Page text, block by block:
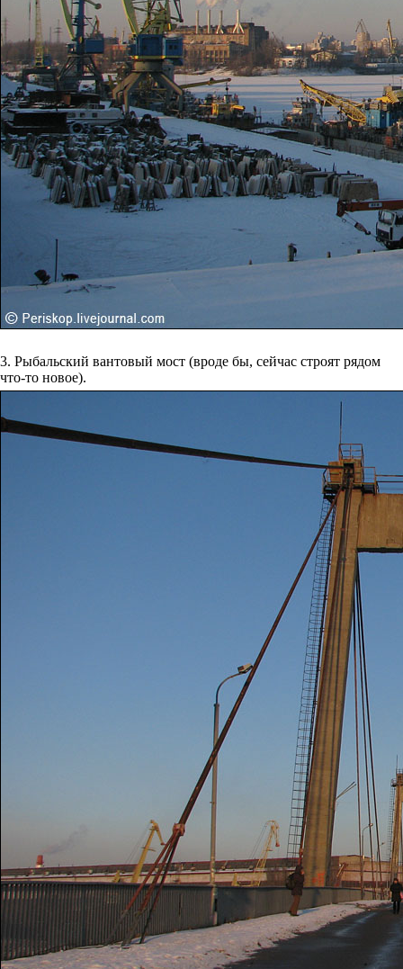
3. Рыбальский вантовый мост (вроде бы, сейчас строят рядом
что-то новое).